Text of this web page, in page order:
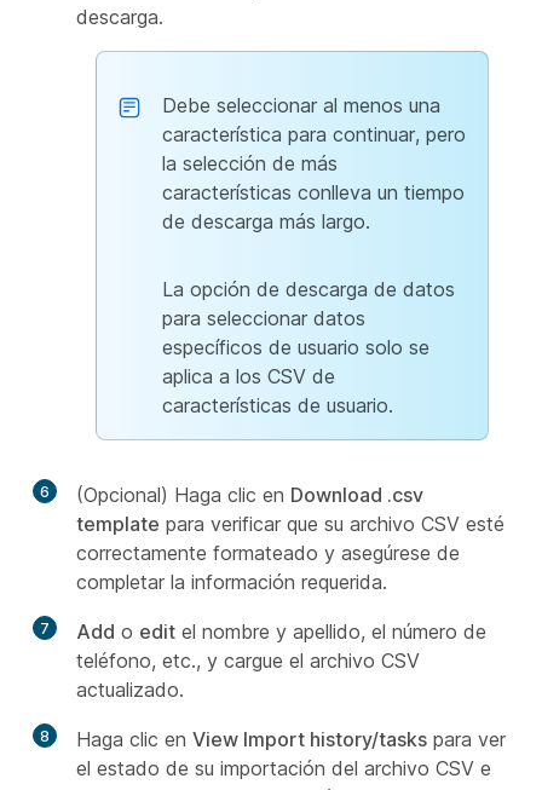
descarga.
Debe seleccionar al menos una
característica para continuar, pero
la selección de más
características conlleva un tiempo
de descarga más largo.
La opción de descarga de datos
para seleccionar datos
específicos de usuario solo se
aplica a los CSV de
características de usuario.
6 (Opcional) Haga clic en Download .csv
template para verificar que su archivo CSV esté
correctamente formateado y asegúrese de
completar la información requerida.
7 Add o edit el nombre y apellido, el número de
teléfono, etc., y cargue el archivo CSV
actualizado.
8 Haga clic en View Import history/tasks para ver
el estado de su importación del archivo CSV e